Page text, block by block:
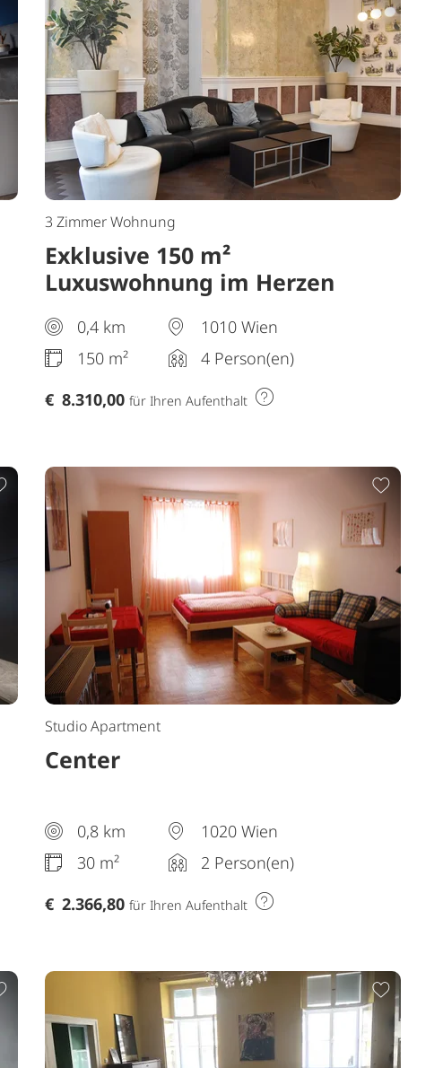
3 Zimmer Wohnung
Exklusive 150 m²
Luxuswohnung im Herzen
Badezimmer | 1. Bezirk
0,4 km
1010 Wien
150 m²
4 Person(en)
€ 8.310,00 für Ihren Aufenthalt
Zur Merkliste hinzufügen Zur
Studio Apartment
Center
0,8 km
1020 Wien
30 m²
2 Person(en)
€ 2.366,80 für Ihren Aufenthalt
Zur Merkliste hinzufügen Zur